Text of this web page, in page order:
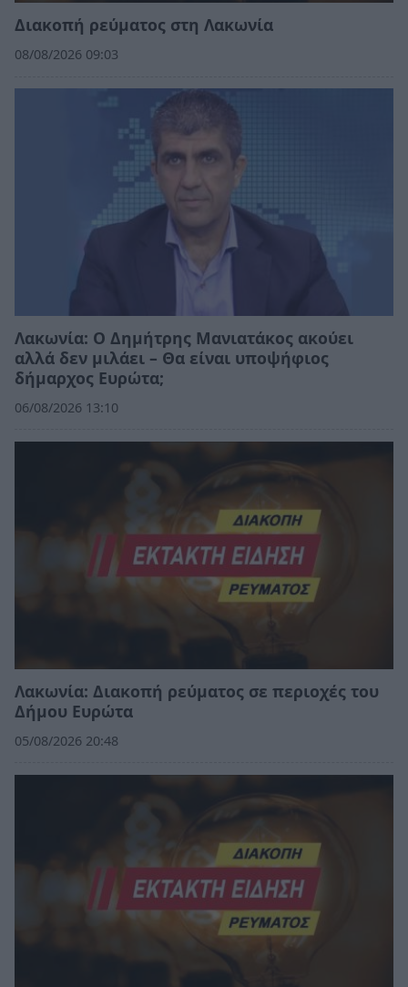
Διακοπή ρεύματος στη Λακωνία
08/08/2026 09:03
Λακωνία: Ο Δημήτρης Μανιατάκος ακούει
αλλά δεν μιλάει – Θα είναι υποψήφιος
δήμαρχος Ευρώτα;
06/08/2026 13:10
Λακωνία: Διακοπή ρεύματος σε περιοχές του
Δήμου Ευρώτα
05/08/2026 20:48